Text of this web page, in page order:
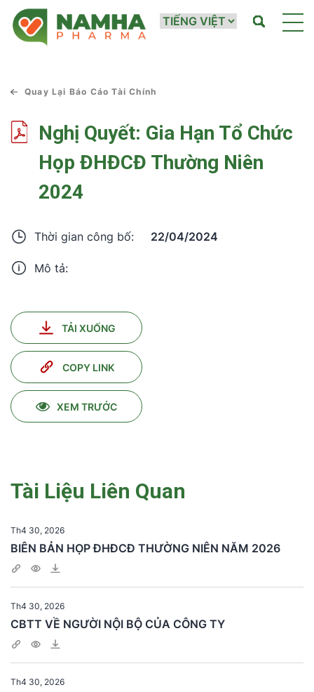
Quay Lại Báo Cáo Tài Chính
Nghị Quyết: Gia Hạn Tổ Chức
Họp ĐHĐCĐ Thường Niên
2024
Thời gian công bố: 22/04/2024
Mô tả:
TẢI XUỐNG
COPY LINK
XEM TRƯỚC
Tài Liệu Liên Quan
Th4 30, 2026
BIÊN BẢN HỌP ĐHĐCĐ THƯỜNG NIÊN NĂM 2026
Th4 30, 2026
CBTT VỀ NGƯỜI NỘI BỘ CỦA CÔNG TY
Th4 30, 2026